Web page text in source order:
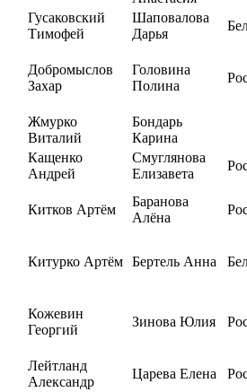
Гусаковский
Тимофей
Шаповалова
Дарья
Добромыслов
Захар
Головина
Полина
Жмурко
Виталий
Бондарь
Карина
Кащенко
Андрей
Смуглянова
Елизавета
Китков Артём
Баранова
Алёна
Китурко Артём Бертель Анна
Кожевин
Георгий
Зинова Юлия
Лейтланд
Александр
Царева Елена